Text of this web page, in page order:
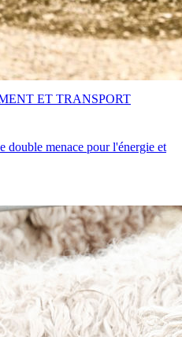
double menace pour l'énergie et
ET TRANSPORT